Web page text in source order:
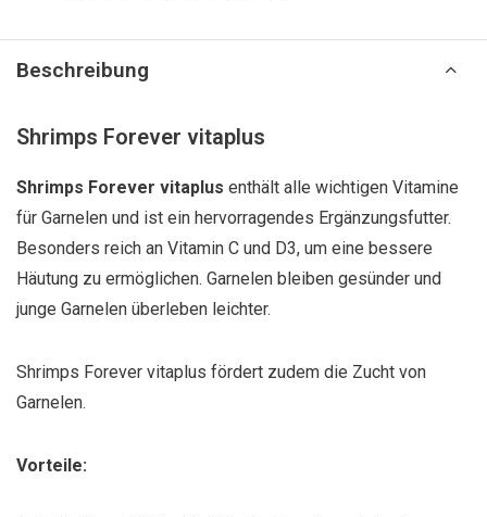
Beschreibung
Shrimps Forever vitaplus
Shrimps Forever vitaplus enthält alle wichtigen Vitamine
für Garnelen und ist ein hervorragendes Ergänzungsfutter.
Besonders reich an Vitamin C und D3, um eine bessere
Häutung zu ermöglichen. Garnelen bleiben gesünder und
junge Garnelen überleben leichter.
Shrimps Forever vitaplus fördert zudem die Zucht von
Garnelen.
Vorteile: